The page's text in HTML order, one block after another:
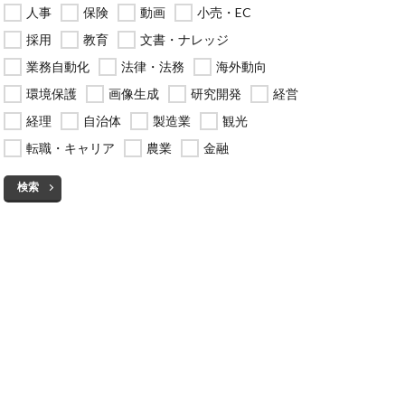
人事
保険 動画
小売・EC
採用
教育
文書・ナレッジ
業務自動化
法律・法務
海外動向
環境保護
画像生成 研究開発
経営
経理
自治体 製造業
観光
転職・キャリア
農業 金融
検索